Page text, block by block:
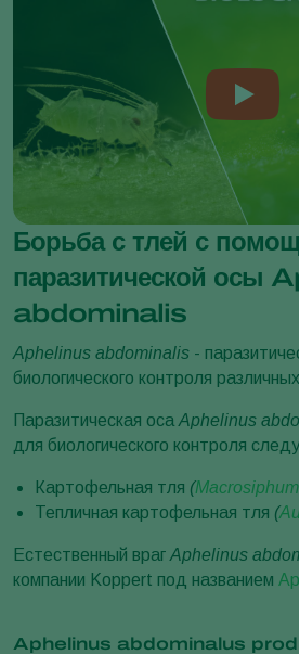
Борьба с тлей с
паразитической осы
abdominalis
Aphelinus abdominalis -
биологического контроля
Паразитическая оса Aphelinus
для биологического контроля
Картофельная тля (
Тепличная картофельная тля (
Естественный враг Aphelinus
компании Koppert под названием
Aphelinus abdominalus